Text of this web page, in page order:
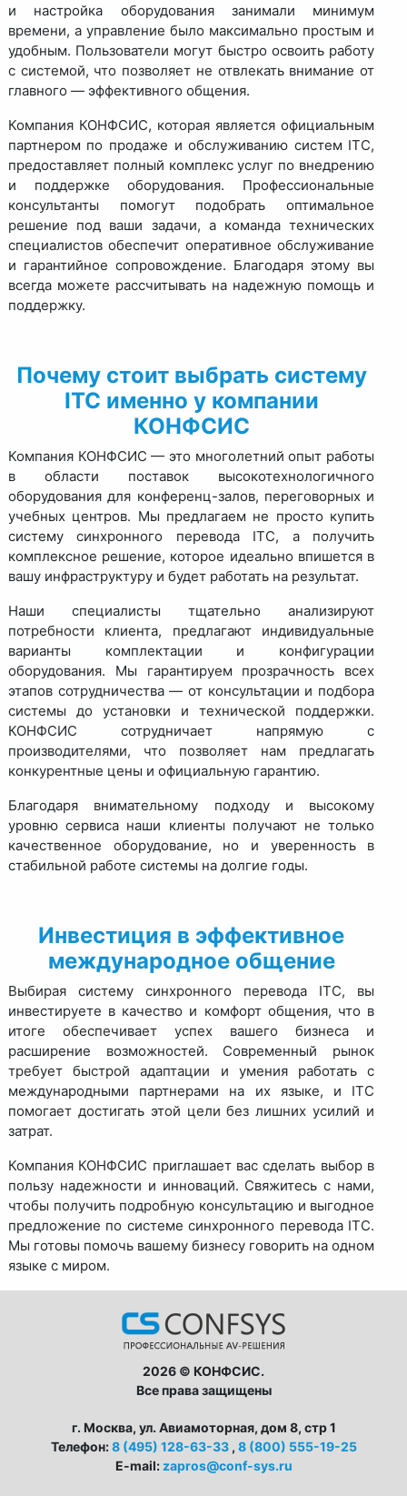
и настройка оборудования занимали минимум
времени, а управление было максимально простым и
удобным. Пользователи могут быстро освоить работу
с системой, что позволяет не отвлекать внимание от
главного — эффективного общения.
Компания КОНФСИС, которая является официальным
партнером по продаже и обслуживанию систем ITC,
предоставляет полный комплекс услуг по внедрению
и поддержке оборудования. Профессиональные
консультанты помогут подобрать оптимальное
решение под ваши задачи, а команда технических
специалистов обеспечит оперативное обслуживание
и гарантийное сопровождение. Благодаря этому вы
всегда можете рассчитывать на надежную помощь и
поддержку.
Почему стоит выбрать систему
ITC именно у компании
КОНФСИС
Компания КОНФСИС — это многолетний опыт работы
в области поставок высокотехнологичного
оборудования для конференц-залов, переговорных и
учебных центров. Мы предлагаем не просто купить
систему синхронного перевода ITC, а получить
комплексное решение, которое идеально впишется в
вашу инфраструктуру и будет работать на результат.
Наши специалисты тщательно анализируют
потребности клиента, предлагают индивидуальные
варианты комплектации и конфигурации
оборудования. Мы гарантируем прозрачность всех
этапов сотрудничества — от консультации и подбора
системы до установки и технической поддержки.
КОНФСИС сотрудничает напрямую с
производителями, что позволяет нам предлагать
конкурентные цены и официальную гарантию.
Благодаря внимательному подходу и высокому
уровню сервиса наши клиенты получают не только
качественное оборудование, но и уверенность в
стабильной работе системы на долгие годы.
Инвестиция в эффективное
международное общение
Выбирая систему синхронного перевода ITC, вы
инвестируете в качество и комфорт общения, что в
итоге обеспечивает успех вашего бизнеса и
расширение возможностей. Современный рынок
требует быстрой адаптации и умения работать с
международными партнерами на их языке, и ITC
помогает достигать этой цели без лишних усилий и
затрат.
Компания КОНФСИС приглашает вас сделать выбор в
пользу надежности и инноваций. Свяжитесь с нами,
чтобы получить подробную консультацию и выгодное
предложение по системе синхронного перевода ITC.
Мы готовы помочь вашему бизнесу говорить на одном
языке с миром.
2026 © КОНФСИС.
Все права защищены
г. Москва, ул. Авиамоторная, дом 8, стр 1
Телефон:8 (495) 128-63-33 , 8 (800) 555-19-25
E-mail: zapros@conf-sys.ru